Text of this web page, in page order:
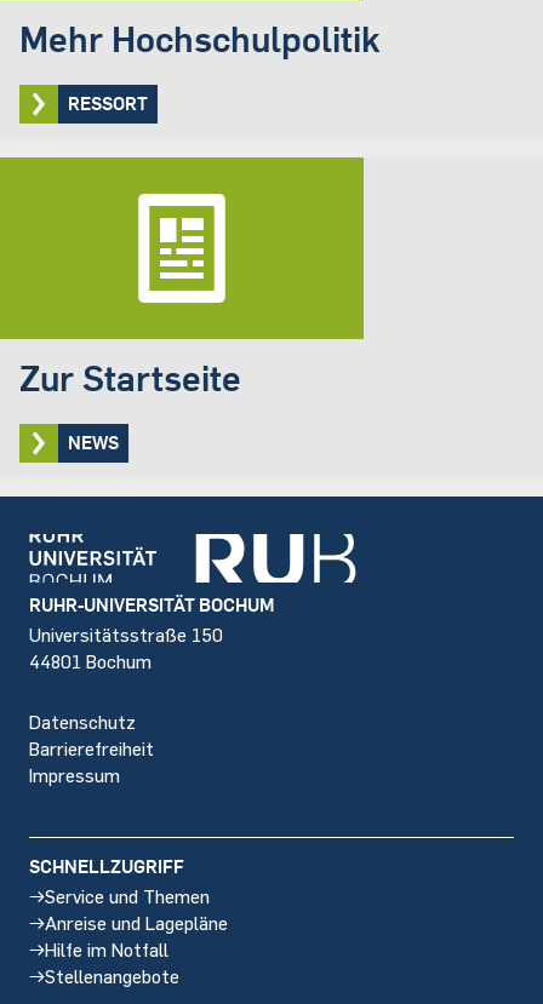
Mehr Hochschulpolitik
RESSORT
Zur Startseite
NEWS
Footer
RUHR-UNIVERSITÄT BOCHUM
Universitätsstraße 150
44801 Bochum
Datenschutz
Barrierefreiheit
Impressum
SCHNELLZUGRIFF
Service und Themen
Anreise und Lagepläne
Hilfe im Notfall
Stellenangebote